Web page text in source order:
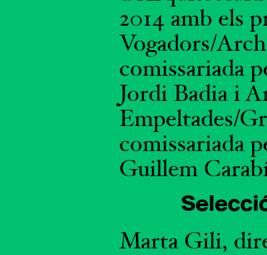
2014 amb els
Vogadors/
comissariada
Jordi Badia i
Empeltades/
comissariada
Guillem
Marta Gili,